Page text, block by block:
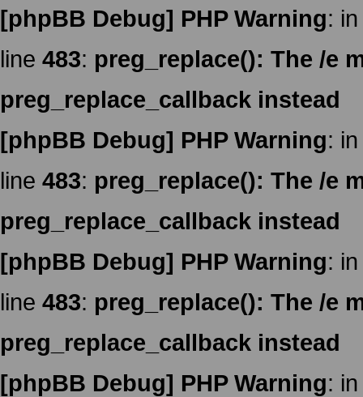
[phpBB Debug] PHP Warning:
line 483: preg_replace(): The /e
preg_replace_callback instead
[phpBB Debug] PHP Warning:
line 483: preg_replace(): The /e
preg_replace_callback instead
[phpBB Debug] PHP Warning:
line 483: preg_replace(): The /e
preg_replace_callback instead
[phpBB Debug] PHP Warning: